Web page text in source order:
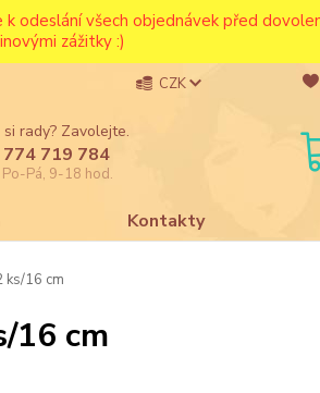
odeslání všech objednávek před
zážitky :)
Kontakty
CZK
rady? Zavolejte.
719 784
Pá, 9-18 hod.
ks/16 cm
16 cm